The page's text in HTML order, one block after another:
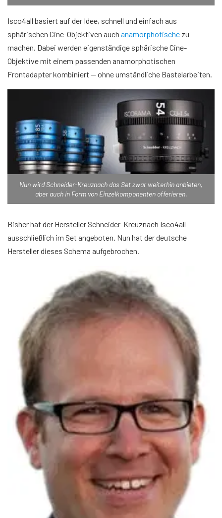
Isco4all basiert auf der Idee, schnell und einfach aus
sphärischen Cine-Objektiven auch anamorphotische zu
machen. Dabei werden eigenständige sphärische Cine-
Objektive mit einem passenden anamorphotischen
Frontadapter kombiniert — ohne umständliche Bastelarbeiten.
Nun wird Schneider-Kreuznach das Set zwar weiterhin anbieten,
aber auch in Form von Einzelkomponenten offerieren.
Bisher hat der Hersteller Schneider-Kreuznach Isco4all
ausschließlich im Set angeboten. Nun hat der deutsche
Hersteller dieses Schema aufgebrochen.